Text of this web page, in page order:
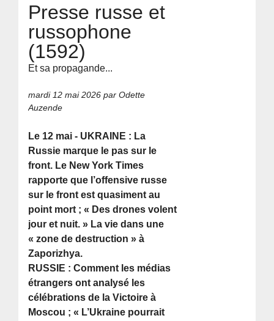
Presse russe et
russophone
(1592)
Et sa propagande...
mardi 12 mai 2026 par Odette
Auzende
Le 12 mai - UKRAINE : La
Russie marque le pas sur le
front. Le New York Times
rapporte que l’offensive russe
sur le front est quasiment au
point mort ; « Des drones volent
jour et nuit. » La vie dans une
« zone de destruction » à
Zaporizhya.
RUSSIE : Comment les médias
étrangers ont analysé les
célébrations de la Victoire à
Moscou ; « L’Ukraine pourrait